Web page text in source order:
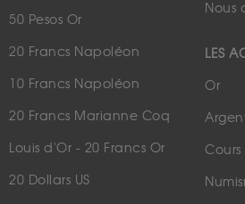
50 Pesos Or
20 Francs Napoléon
10 Francs Napoléon
20 Francs Marianne Coq
Louis d'Or - 20 Francs Or
20 Dollars US
Nous
LES
Or